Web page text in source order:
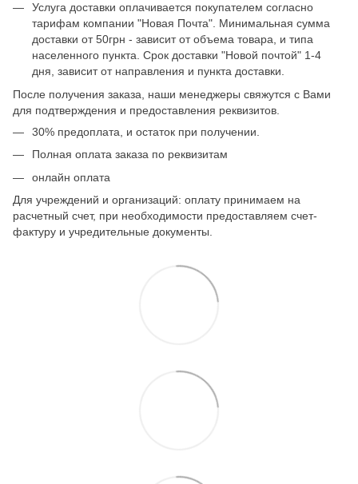
Услуга доставки оплачивается покупателем согласно
тарифам компании "Новая Почта". Минимальная сумма
доставки от 50грн - зависит от объема товара, и типа
населенного пункта. Срок доставки "Новой почтой" 1-4
дня, зависит от направления и пункта доставки.
После получения заказа, наши менеджеры свяжутся с Вами
для подтверждения и предоставления реквизитов.
30% предоплата, и остаток при получении.
Полная оплата заказа по реквизитам
онлайн оплата
Для учреждений и организаций: оплату принимаем на
расчетный счет, при необходимости предоставляем счет-
фактуру и учредительные документы.